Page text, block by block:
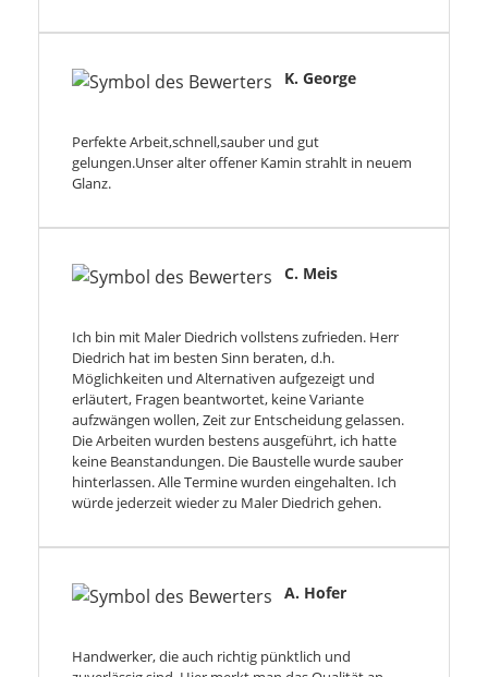
K. George
Perfekte Arbeit,schnell,sauber und gut
gelungen.Unser alter offener Kamin strahlt in neuem
Glanz.
C. Meis
Ich bin mit Maler Diedrich vollstens zufrieden. Herr
Diedrich hat im besten Sinn beraten, d.h.
Möglichkeiten und Alternativen aufgezeigt und
erläutert, Fragen beantwortet, keine Variante
aufzwängen wollen, Zeit zur Entscheidung gelassen.
Die Arbeiten wurden bestens ausgeführt, ich hatte
keine Beanstandungen. Die Baustelle wurde sauber
hinterlassen. Alle Termine wurden eingehalten. Ich
würde jederzeit wieder zu Maler Diedrich gehen.
A. Hofer
Handwerker, die auch richtig pünktlich und